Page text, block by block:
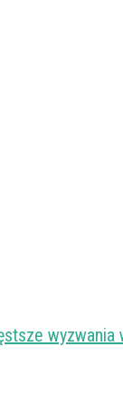
wyzwania